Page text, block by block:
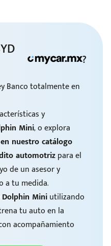
?
Banco totalmente en
y
Mini, o explora
nuestro catálogo
automotrizpara el
de un asesor y
a tu medida.
Dolphin Miniutilizando
tu auto en la
acompañamiento